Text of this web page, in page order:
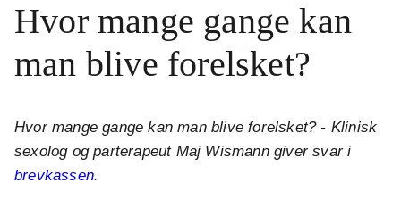
Hvor mange gange kan
man blive forelsket?
Hvor mange gange kan man blive forelsket? - Klinisk
sexolog og parterapeut Maj Wismann giver svar i
brevkassen.